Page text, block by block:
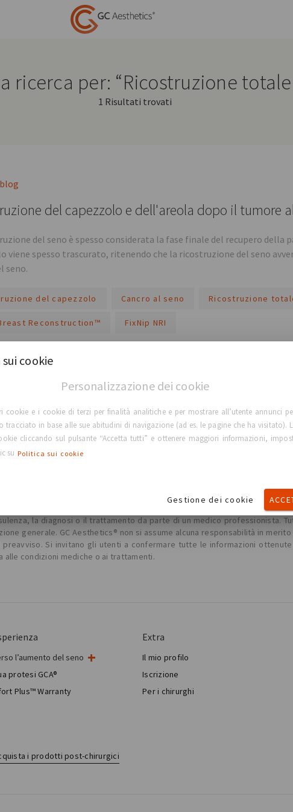
ricerca per: “Ricostruzione
1 Risultati trovati
del capezzolo e dell'areola dopo il tumore
del seno è spesso considerata la fase finale del recupero
viene spesso trascurato, ritenendo che la ricostruzione del seno
seno.
del capezzolo Cancro al seno Ricostruzione
Reconstruction™ FixNip NRI
TORNA ALLA HOME PAGE
la diagnosi o il trattamento da parte di un medico professionista.
generale. GC Aesthetics® non si assume alcuna responsabilità in
Si invitano gli utenti a confermare tutte le informazioni
condizioni mediche o ai trattamenti.
l’aumento del seno
al seno
mammaria estetica
Reconstruction™
protesi GCA®
Plus™ Warranty
Extra
Il mio profilo
Iscrizione
Per i chirurghi
i prodotti post-chirurgici
cookie
Personalizzazione dei cookie
cookie e i cookie di terzi per finalità analitiche e per mostrare all’utente annunci
tracciato in base alle sue abitudini di navigazione (ad es. le pagine che ha visitato).
cliccando sul pulsante “Accetta tutti” e ottenere maggiori informazioni,
su Politica sui cookie
Gestione dei cookie